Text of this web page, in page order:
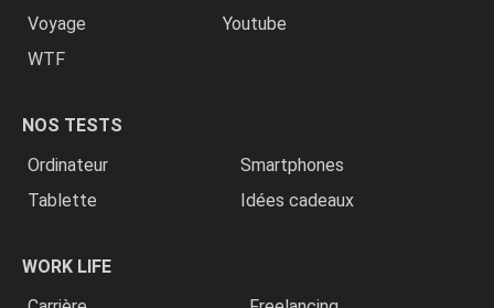
Voyage
Youtube
WTF
NOS TESTS
Ordinateur
Smartphones
Tablette
Idées cadeaux
WORK LIFE